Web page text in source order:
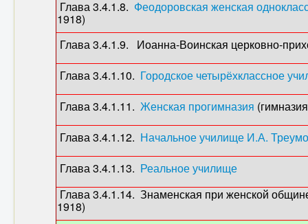
Глава 3.4.1.8. Феодоровская женская
1918)
Глава 3.4.1.9. Иоанна-Воинская церковно-
Глава 3.4.1.10. Городское четырёхклассное
Глава 3.4.1.11. Женская прогимназия
Глава 3.4.1.12. Начальное училище И.А.
Глава 3.4.1.13. Реальное училище
Глава 3.4.1.14. Знаменская при женской
1918)